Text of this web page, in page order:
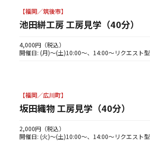
【福岡／筑後市】
池田絣工房 工房見学（40分）
4,000円（税込）
開催日: (月)〜(土)10:00〜、14:00〜リクエスト型
【福岡／広川町】
坂田織物 工房見学（40分）
2,000円（税込）
開催日: (火)〜(土)10:00〜、14:00〜リクエスト型